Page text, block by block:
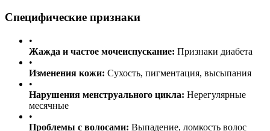
Специфические признаки
•
Жажда и частое мочеиспускание: Признаки диабета
•
Изменения кожи: Сухость, пигментация, высыпания
•
Нарушения менструального цикла: Нерегулярные
месячные
•
Проблемы с волосами: Выпадение, ломкость волос